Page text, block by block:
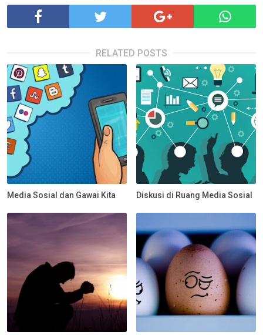
RELATED POSTS
Media Sosial dan Gawai Kita Diskusi di Ruang Media Sosial